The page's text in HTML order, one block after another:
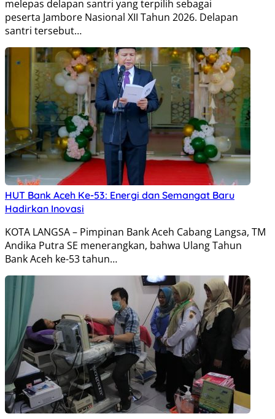
melepas delapan santri yang terpilih sebagai
peserta Jambore Nasional XII Tahun 2026. Delapan
santri tersebut…
HUT Bank Aceh Ke-53: Energi dan Semangat Baru
Hadirkan Inovasi
KOTA LANGSA – Pimpinan Bank Aceh Cabang Langsa, TM
Andika Putra SE menerangkan, bahwa Ulang Tahun
Bank Aceh ke-53 tahun…